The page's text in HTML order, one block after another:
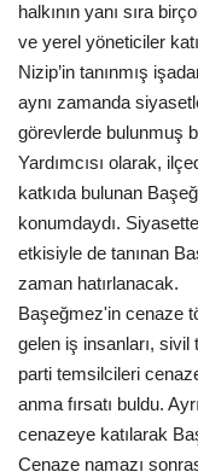
halkının yanı sıra
ve yerel yöneticiler
Nizip’in tanınmış
aynı zamanda
görevlerde bulunmuş
Yardımcısı olarak,
katkıda bulunan
konumdaydı.
etkisiyle de tanınan
zaman hatırlanacak.
Başeğmez'in cenaze
gelen iş insanları, sivil
parti temsilcileri
anma fırsatı buldu.
cenazeye katılarak
Cenaze namazı